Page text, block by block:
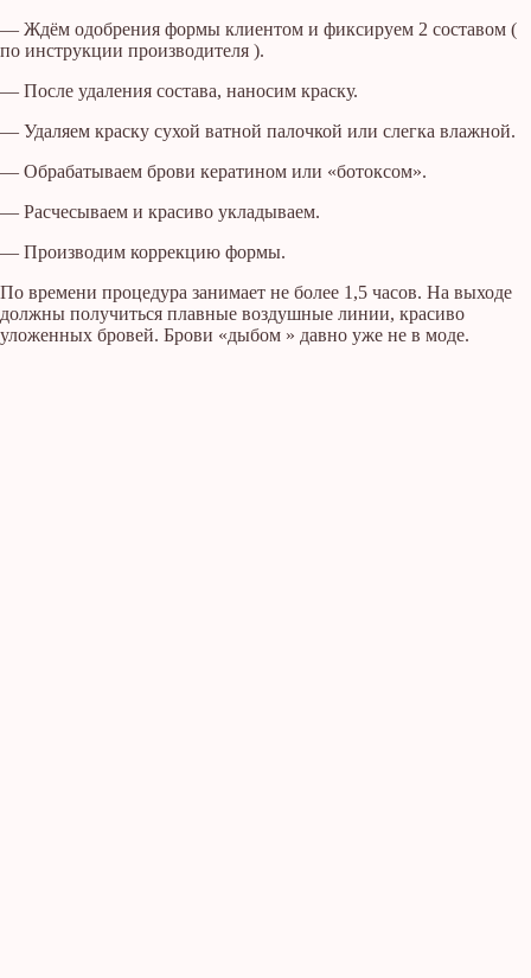
— Ждём одобрения формы клиентом и фиксируем 2 составом (
по инструкции производителя ).
— После удаления состава, наносим краску.
— Удаляем краску сухой ватной палочкой или слегка влажной.
— Обрабатываем брови кератином или «ботоксом».
— Расчесываем и красиво укладываем.
— Производим коррекцию формы.
По времени процедура занимает не более 1,5 часов. На выходе
должны получиться плавные воздушные линии, красиво
уложенных бровей. Брови «дыбом » давно уже не в моде.